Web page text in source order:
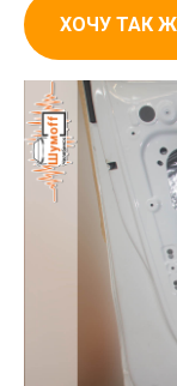
ХОЧУ ТАК